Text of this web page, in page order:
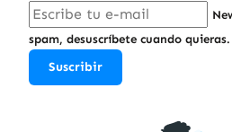
spam, desuscríbete cuando quieras.
Suscribir